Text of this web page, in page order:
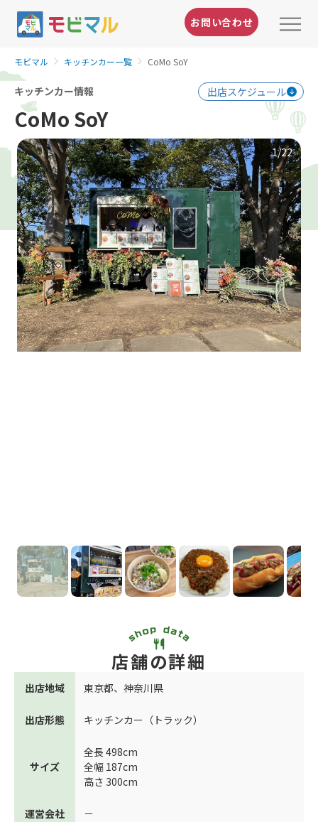
お問い合わせ
モビマル キッチンカー一覧 CoMo SoY
キッチンカー情報 出店スケジュール
CoMo SoY
1/22
店舗の詳細
出店地域 東京都、 神奈川県
出店形態 キッチンカー（トラック）
サイズ
全長 498cm
全幅 187cm
高さ 300cm
運営会社 －